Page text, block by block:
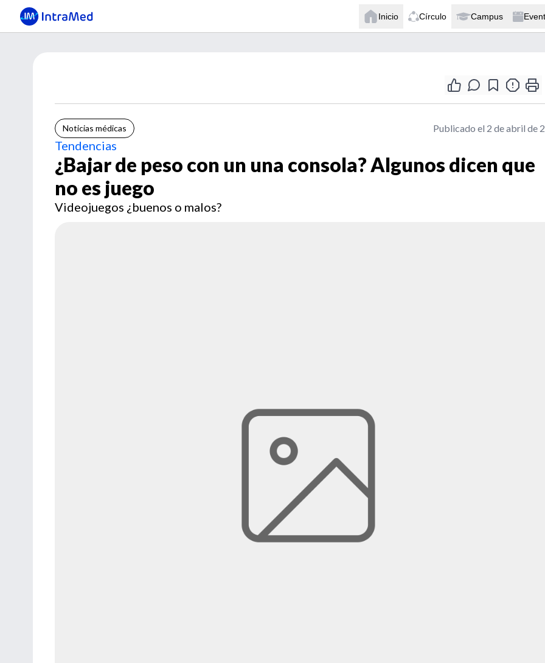
Inicio Círculo Campus
Noticias médicas Publicado el 2 de abril de
Tendencias
¿Bajar de peso con un una consola? Algunos dicen que
no es juego
Videojuegos ¿buenos o malos?